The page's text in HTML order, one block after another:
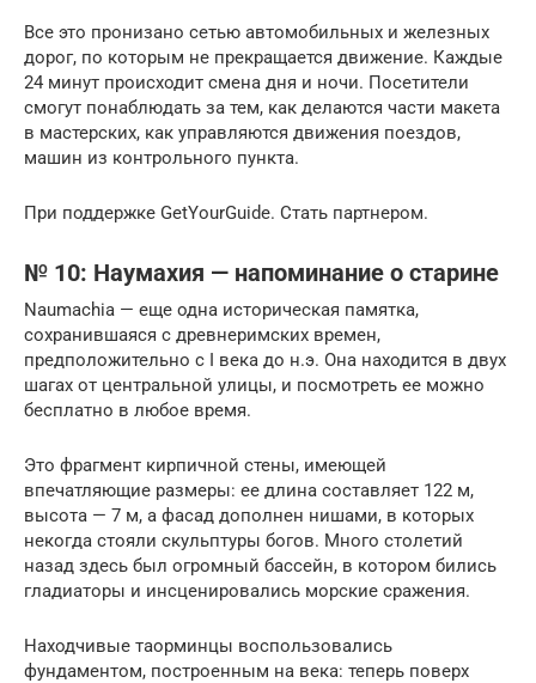
Все это пронизано сетью автомобильных и железных
дорог, по которым не прекращается движение. Каждые
24 минут происходит смена дня и ночи. Посетители
смогут понаблюдать за тем, как делаются части макета
в мастерских, как управляются движения поездов,
машин из контрольного пункта.
При поддержке GetYourGuide. Стать партнером.
№ 10: Наумахия — напоминание о старине
Naumachia — еще одна историческая памятка,
сохранившаяся с древнеримских времен,
предположительно с I века до н.э. Она находится в двух
шагах от центральной улицы, и посмотреть ее можно
бесплатно в любое время.
Это фрагмент кирпичной стены, имеющей
впечатляющие размеры: ее длина составляет 122 м,
высота — 7 м, а фасад дополнен нишами, в которых
некогда стояли скульптуры богов. Много столетий
назад здесь был огромный бассейн, в котором бились
гладиаторы и инсценировались морские сражения.
Находчивые таорминцы воспользовались
фундаментом, построенным на века: теперь поверх